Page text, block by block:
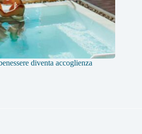
diventa accoglienza